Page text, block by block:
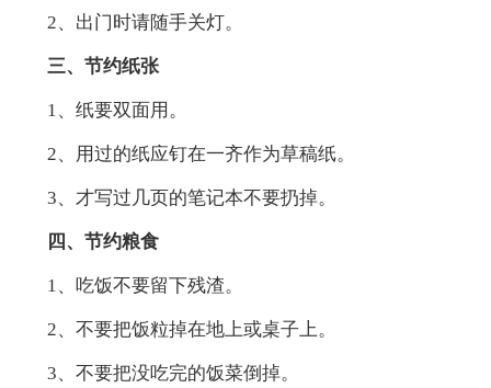
2、出门时请随手关灯。
三、节约纸张
1、纸要双面用。
2、用过的纸应钉在一齐作为草稿纸。
3、才写过几页的笔记本不要扔掉。
四、节约粮食
1、吃饭不要留下残渣。
2、不要把饭粒掉在地上或桌子上。
3、不要把没吃完的饭菜倒掉。